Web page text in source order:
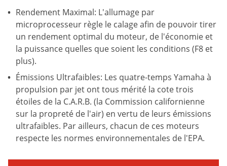
Rendement Maximal: L'allumage par
microprocesseur règle le calage afin de pouvoir tirer
un rendement optimal du moteur, de l'économie et
la puissance quelles que soient les conditions (F8 et
plus).
Émissions Ultrafaibles: Les quatre-temps Yamaha à
propulsion par jet ont tous mérité la cote trois
étoiles de la C.A.R.B. (la Commission californienne
sur la propreté de l'air) en vertu de leurs émissions
ultrafaibles. Par ailleurs, chacun de ces moteurs
respecte les normes environnementales de l'EPA.